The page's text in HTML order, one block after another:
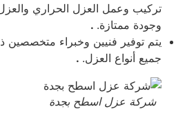
تركيب وعمل العزل الحراري والعزل
وجودة ممتازة. .
يتم توفير فنيين وخبراء
جميع أنواع العزل. .
شركة عزل اسطح بجدة